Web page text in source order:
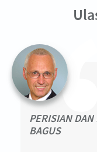
PERISIAN DAN
BAGUS